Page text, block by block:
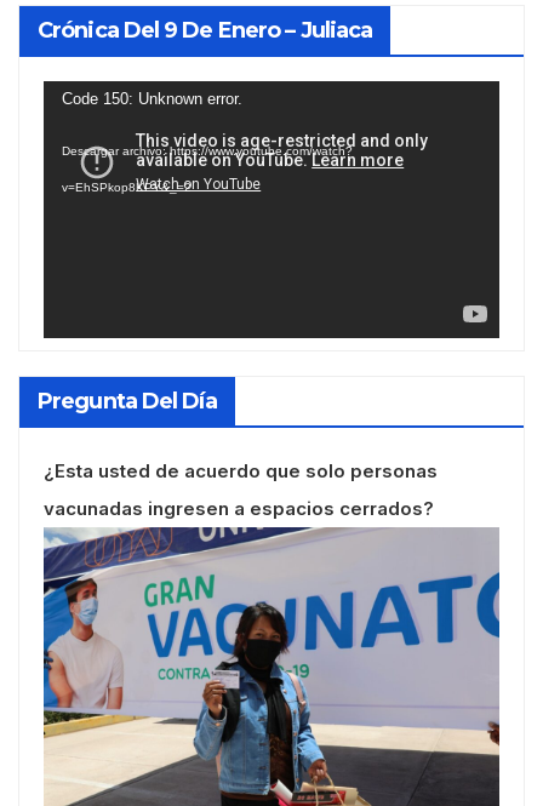
Crónica Del 9 De Enero – Juliaca
Reproductor
vídeo
Code 150: Unknown error.
Descargar archivo: https://www.youtube.com/watch?
v=EhSPkop8KPY&_=2
Pregunta Del Día
¿Esta usted de acuerdo que solo personas
vacunadas ingresen a espacios cerrados?